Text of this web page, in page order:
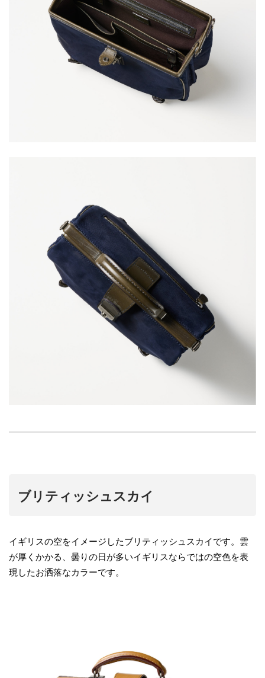
ブリティッシュスカイ
イギリスの空をイメージしたブリティッシュスカイです。雲
が厚くかかる、曇りの日が多いイギリスならではの空色を表
現したお洒落なカラーです。